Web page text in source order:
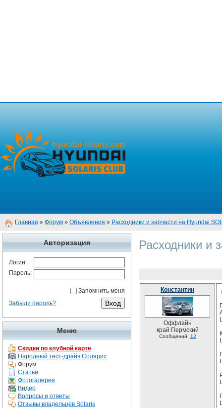
Главная » Форум » Объявления » Расходники и запчасти на Hyundai
Авторизация
Логин:
Пароль:
Запомнить меня
Забыли пароль?
Меню
Скидки по клубной карте
Народный тест-драйв Солярис
Форум
Статьи
Фотогалерея
Видео
Вопросы и ответы
Отзывы владельцев Solaris
Расходники и
Константин
Оффлайн
край Пермский
Сообщений: 12